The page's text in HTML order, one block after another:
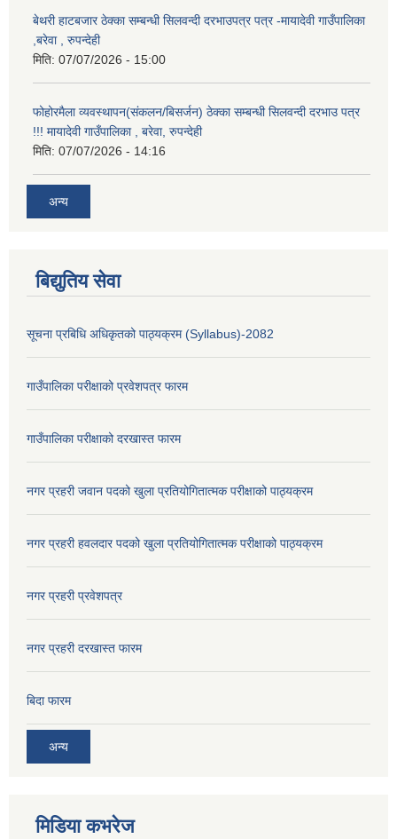
बेथरी हाटबजार ठेक्का सम्बन्धी सिलवन्दी दरभाउपत्र पत्र -मायादेवी गाउँपालिका
,बरेवा , रुपन्देही
मिति: 07/07/2026 - 15:00
फोहोरमैला व्यवस्थापन(संकलन/बिसर्जन) ठेक्का सम्बन्धी सिलवन्दी दरभाउ पत्र
!!! मायादेवी गाउँपालिका , बरेवा, रुपन्देही
मिति: 07/07/2026 - 14:16
अन्य
बिद्युतिय सेवा
सूचना प्रबिधि अधिकृतको पाठ्यक्रम (Syllabus)-2082
गाउँपालिका परीक्षाको प्रवेशपत्र फारम
गाउँपालिका परीक्षाको दरखास्त फारम
नगर प्रहरी जवान पदको खुला प्रतियोगितात्मक परीक्षाको पाठ्यक्रम
नगर प्रहरी हवलदार पदको खुला प्रतियोगितात्मक परीक्षाको पाठ्यक्रम
नगर प्रहरी प्रवेशपत्र
नगर प्रहरी दरखास्त फारम
बिदा फारम
अन्य
मिडिया कभरेज